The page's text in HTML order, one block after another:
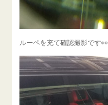
ルーペを充て確認撮影です👀